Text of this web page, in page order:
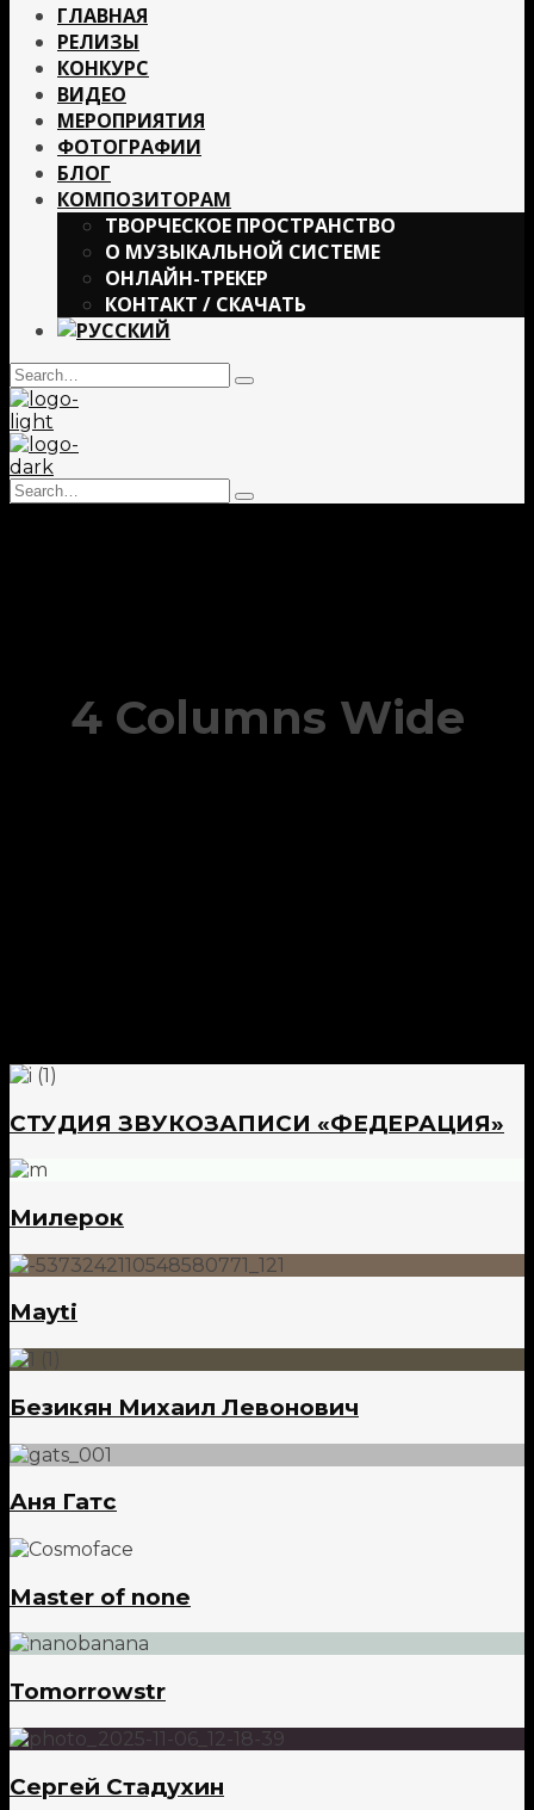
ГЛАВНАЯ
РЕЛИЗЫ
КОНКУРС
ВИДЕО
МЕРОПРИЯТИЯ
ФОТОГРАФИИ
БЛОГ
КОМПОЗИТОРАМ
ТВОРЧЕСКОЕ ПРОСТРАНСТВО
О МУЗЫКАЛЬНОЙ СИСТЕМЕ
ОНЛАЙН-ТРЕКЕР
КОНТАКТ / СКАЧАТЬ
Search
for:
Type
Search
for:
Type
4 Columns Wide
СТУДИЯ ЗВУКОЗАПИСИ «ФЕДЕРАЦИЯ»
Милерок
Mayti
Безикян Михаил Левонович
Аня Гатс
Master of none
Tomorrowstr
Сергей Стадухин